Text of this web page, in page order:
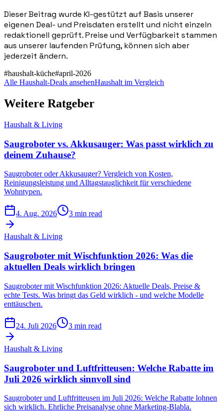
Dieser Beitrag wurde KI-gestützt auf Basis unserer
eigenen Deal- und Preisdaten erstellt und nicht einzeln
redaktionell geprüft. Preise und Verfügbarkeit stammen
aus unserer laufenden Prüfung, können sich aber
jederzeit ändern.
#haushalt-küche#april-2026
Alle Haushalt-Deals ansehenHaushalt im Vergleich
Weitere Ratgeber
Haushalt & Living
Saugroboter vs. Akkusauger: Was passt wirklich zu
deinem Zuhause?
Saugroboter oder Akkusauger? Vergleich von Kosten,
Reinigungsleistung und Alltagstauglichkeit für verschiedene
Wohntypen.
4. Aug. 2026 3 min read
Haushalt & Living
Saugroboter mit Wischfunktion 2026: Was die
aktuellen Deals wirklich bringen
Saugroboter mit Wischfunktion 2026: Aktuelle Deals, Preise &
echte Tests. Was bringt das Geld wirklich - und welche Modelle
enttäuschen.
24. Juli 2026 3 min read
Haushalt & Living
Saugroboter und Luftfritteusen: Welche Rabatte im
Juli 2026 wirklich sinnvoll sind
Saugroboter und Luftfritteusen im Juli 2026: Welche Rabatte lohnen
sich wirklich. Ehrliche Preisanalyse ohne Marketing-Blabla.